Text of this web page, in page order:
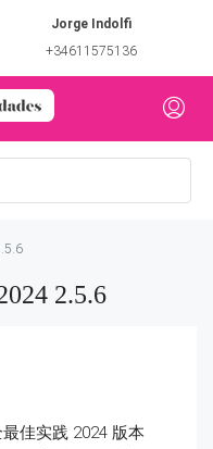
Jorge Indolfi
+34611575136
2.5.6
佳实践 2024 版本